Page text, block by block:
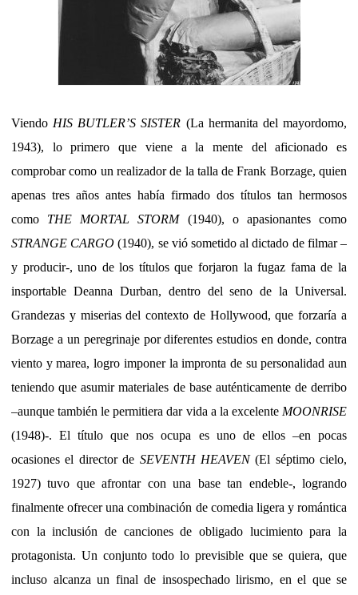
Viendo HIS BUTLER’S SISTER (La hermanita del mayordomo,
1943), lo primero que viene a la mente del aficionado es
comprobar como un realizador de la talla de Frank Borzage, quien
apenas tres años antes había firmado dos títulos tan hermosos
como THE MORTAL STORM(1940), o apasionantes como
STRANGE CARGO (1940), se vió sometido al dictado de filmar –
y producir-, uno de los títulos que forjaron la fugaz fama de la
insportable Deanna Durban, dentro del seno de la Universal.
Grandezas y miserias del contexto de Hollywood, que forzaría a
Borzage a un peregrinaje por diferentes estudios en donde, contra
viento y marea, logro imponer la impronta de su personalidad aun
teniendo que asumir materiales de base auténticamente de derribo
–aunque también le permitiera dar vida a la excelente MOONRISE
(1948)-. El título que nos ocupa es uno de ellos –en pocas
ocasiones el director de SEVENTH HEAVEN(El séptimo cielo,
1927) tuvo que afrontar con una base tan endeble-, logrando
finalmente ofrecer una combinación de comedia ligera y romántica
con la inclusión de canciones de obligado lucimiento para la
protagonista. Un conjunto todo lo previsible que se quiera, que
incluso alcanza un final de insospechado lirismo, en el que se